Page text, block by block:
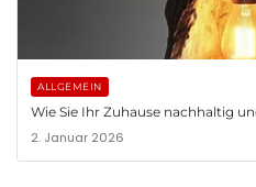
ALLGEMEIN
Wie Sie Ihr Zuhause nachhaltig
2. Januar 2026